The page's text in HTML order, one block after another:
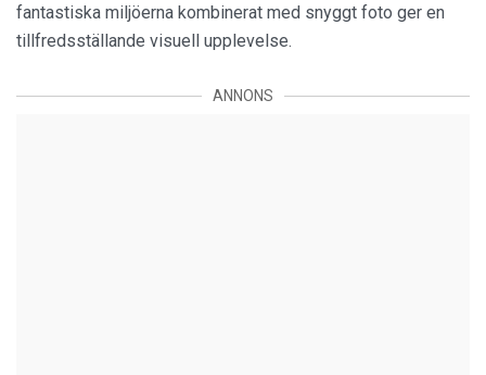
fantastiska miljöerna kombinerat med snyggt foto ger en
tillfredsställande visuell upplevelse.
ANNONS